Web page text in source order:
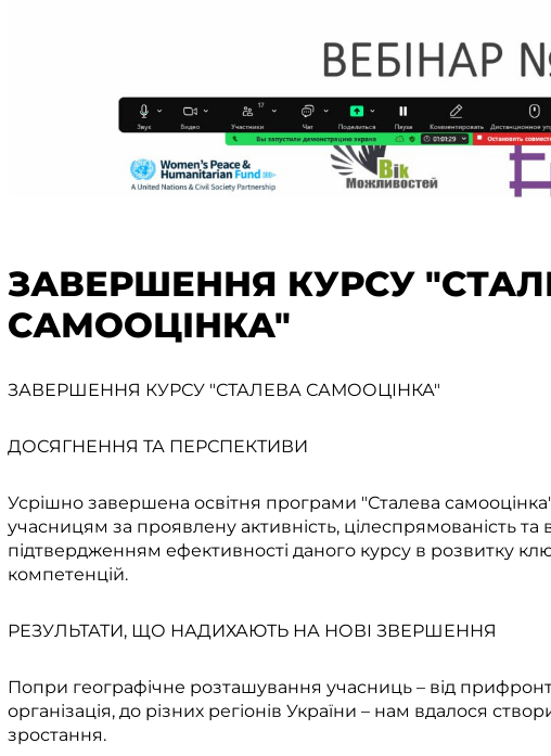
ЗАВЕРШЕННЯ КУРСУ
САМООЦІНКА"
ЗАВЕРШЕННЯ КУРСУ "СТАЛЕВА САМООЦІНКА"
ДОСЯГНЕННЯ ТА ПЕРСПЕКТИВИ
Усрішно завершена освітня програми "Сталева
учасницям за проявлену активність, цілеспрямованість та
підтвердженням ефективності даного курсу в розвитку
компетенцій.
РЕЗУЛЬТАТИ, ЩО НАДИХАЮТЬ НА НОВІ ЗВЕРШЕННЯ
Попри географічне розташування учасниць – від
організація, до різних регіонів України – нам вдалося
зростання.